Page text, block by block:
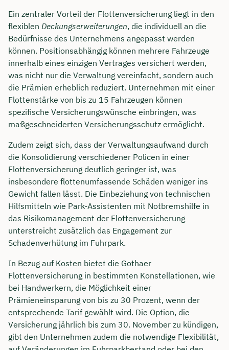
Ein zentraler Vorteil der Flottenversicherung liegt in den
flexiblen Deckungserweiterungen, die individuell an die
Bedürfnisse des Unternehmens angepasst werden
können. Positionsabhängig können mehrere Fahrzeuge
innerhalb eines einzigen Vertrages versichert werden,
was nicht nur die Verwaltung vereinfacht, sondern auch
die Prämien erheblich reduziert. Unternehmen mit einer
Flottenstärke von bis zu 15 Fahrzeugen können
spezifische Versicherungswünsche einbringen, was
maßgeschneiderten Versicherungsschutz ermöglicht.
Zudem zeigt sich, dass der Verwaltungsaufwand durch
die Konsolidierung verschiedener Policen in einer
Flottenversicherung deutlich geringer ist, was
insbesondere flottenumfassende Schäden weniger ins
Gewicht fallen lässt. Die Einbeziehung von technischen
Hilfsmitteln wie Park-Assistenten mit Notbremshilfe in
das Risikomanagement der Flottenversicherung
unterstreicht zusätzlich das Engagement zur
Schadenverhütung im Fuhrpark.
In Bezug auf Kosten bietet die Gothaer
Flottenversicherung in bestimmten Konstellationen, wie
bei Handwerkern, die Möglichkeit einer
Prämieneinsparung von bis zu 30 Prozent, wenn der
entsprechende Tarif gewählt wird. Die Option, die
Versicherung jährlich bis zum 30. November zu kündigen,
gibt den Unternehmen zudem die notwendige Flexibilität,